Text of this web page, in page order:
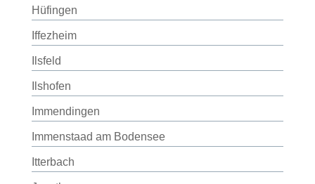
Hüfingen
Iffezheim
Ilsfeld
Ilshofen
Immendingen
Immenstaad am Bodensee
Itterbach